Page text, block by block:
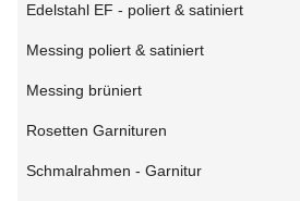
Edelstahl EF - poliert & satiniert
Messing poliert & satiniert
Messing brüniert
Rosetten Garnituren
Schmalrahmen - Garnitur